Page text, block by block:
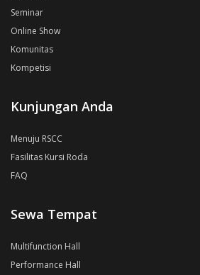
Seminar
Online Show
Komunitas
Kompetisi
Kunjungan Anda
Menuju RSCC
Fasilitas Kursi Roda
FAQ
Sewa Tempat
Multifunction Hall
Performance Hall